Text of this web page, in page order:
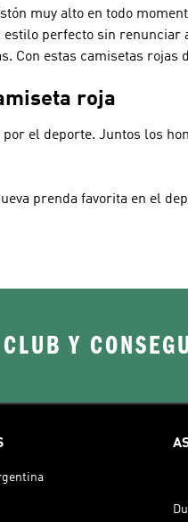
muy alto en todo
perfecto sin
Con estas camisetas rojas
roja
el deporte. Juntos los
prenda favorita en el
Y